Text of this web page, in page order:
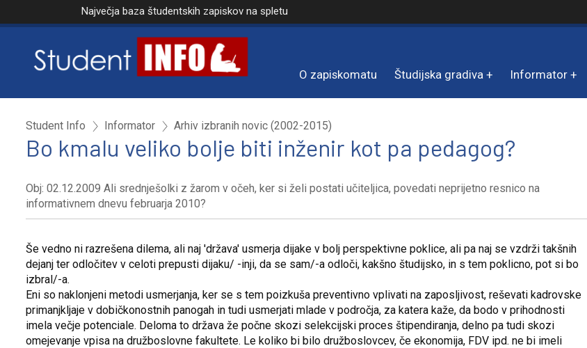
Največja baza študentskih zapiskov na spletu
O zapiskomatu Študijska gradiva Informator
Student Info Informator Arhiv izbranih novic (2002-2015)
Bo kmalu veliko bolje biti inženir kot pa pedagog?
Obj: 02.12.2009 Ali srednješolki z žarom v očeh, ker si želi postati učiteljica, povedati neprijetno resnico na
informativnem dnevu februarja 2010?
Še vedno ni razrešena dilema, ali naj 'država' usmerja dijake v bolj perspektivne poklice, ali pa naj se vzdrži takšnih
dejanj ter odločitev v celoti prepusti dijaku/ -inji, da se sam/-a odloči, kakšno študijsko, in s tem poklicno, pot si bo
izbral/-a.
Eni so naklonjeni metodi usmerjanja, ker se s tem poizkuša preventivno vplivati na zaposljivost, reševati kadrovske
primanjkljaje v dobičkonostnih panogah in tudi usmerjati mlade v področja, za katera kaže, da bodo v prihodnosti
imela večje potenciale. Deloma to država že počne skozi selekcijski proces štipendiranja, delno pa tudi skozi
omejevanje vpisa na družboslovne fakultete. Le koliko bi bilo družboslovcev, če ekonomija, FDV ipd. ne bi imeli